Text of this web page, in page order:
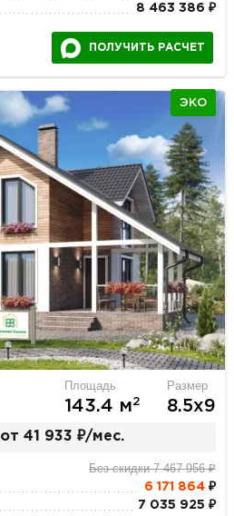
8 463 386 ₽
ПОЛУЧИТЬ РАСЧЕТ
ЭКО
Площадь
143.4 м2
Размер
8.5х9
от 41 933 ₽/мес.
Без скидки 7 467 956 ₽
6 171 864₽
7 035 925 ₽